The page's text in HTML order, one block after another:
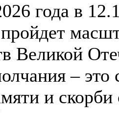
года в
Великой
– это
и